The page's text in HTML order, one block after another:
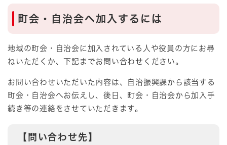
町会・自治会へ加入するには
地域の町会・自治会に加入されている人や役員の方にお尋
ねいただくか、下記までお問い合わせください。
お問い合わせいただいた内容は、自治振興課から該当する
町会・自治会へお伝えし、後日、町会・自治会から加入手
続き等の連絡をさせていただきます。
【問い合わせ先】